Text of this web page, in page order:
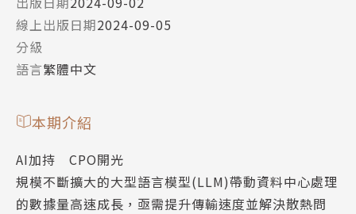
線上出版日期2024-09-05
分級
語言繁體中文
本期介紹
AI加持 CPO開光
規模不斷擴大的大型語言模型(LLM)帶動資料中心處理
的數據量高速成長，亟需提升傳輸速度並解決散熱問